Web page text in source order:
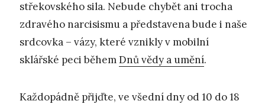
střekovského sila. Nebude chybět ani trocha
zdravého narcisismu a představena bude i naše
srdcovka – vázy, které vznikly v mobilní
sklářské peci běhemDnů vědy a umění.
Každopádně přijďte, ve všední dny od 10 do 18